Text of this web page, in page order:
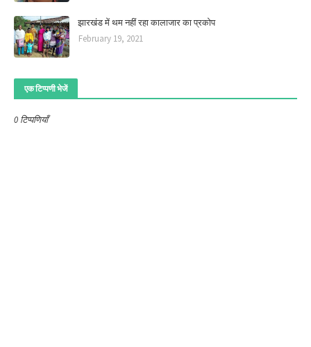
झारखंड में थम नहीं रहा कालाजार का प्रकोप
February 19, 2021
एक टिप्पणी भेजें
0 टिप्पणियाँ